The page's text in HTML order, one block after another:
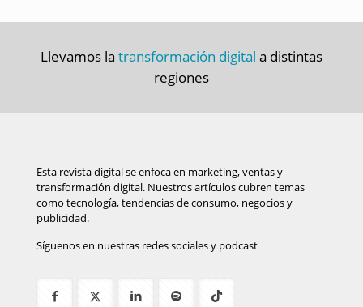
Llevamos la transformación digital a distintas
regiones
Esta revista digital se enfoca en marketing, ventas y
transformación digital. Nuestros artículos cubren temas
como tecnología, tendencias de consumo, negocios y
publicidad.
Síguenos en nuestras redes sociales y podcast